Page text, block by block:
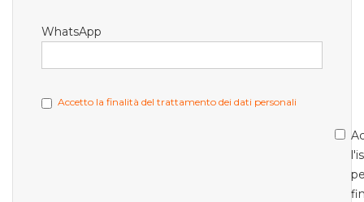
WhatsApp
Accetto la finalità del trattamento dei dati personali